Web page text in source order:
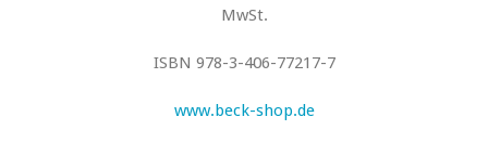
MwSt.
ISBN 978-3-406-77217-7
www.beck-shop.de